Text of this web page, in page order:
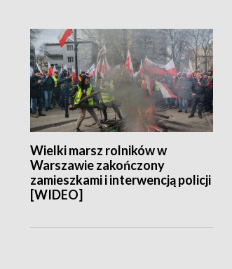
Wielki marsz rolników w
Warszawie zakończony
zamieszkami i interwencją policji
[WIDEO]